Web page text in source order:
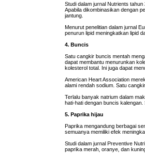
Studi dalam jurnal Nutrients
Apabila dikombinasikan dengan
jantung.
Menurut penelitian dalam jurnal
penurun lipid meningkatkan lipid
4. Buncis
Satu cangkir buncis mentah
dapat membantu menurunkan
kolesterol total. Ini juga dapat
American Heart Association
alami rendah sodium. Satu
Terlalu banyak natrium dalam
hati-hati dengan buncis
5. Paprika hijau
Paprika mengandung berbagai
semuanya memiliki efek
Studi dalam jurnal Preventive
paprika merah, oranye, dan